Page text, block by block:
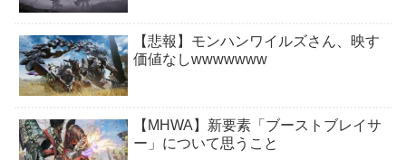
【悲報】モンハンワイルズさん、映す
価値なしwwwwwww
【MHWA】新要素「ブーストブレイサ
ー」について思うこと